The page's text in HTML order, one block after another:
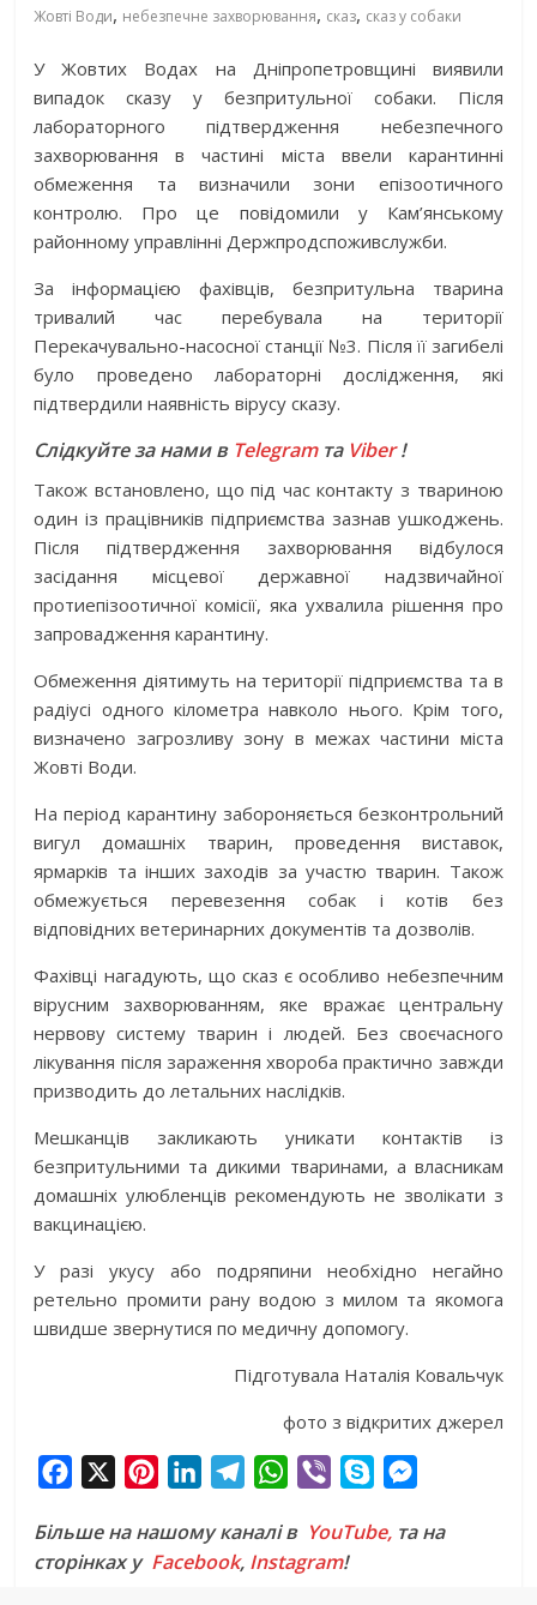
Жовті Води, небезпечне захворювання, сказ, сказ у собаки
У Жовтих Водах на Дніпропетровщині виявили
випадок сказу у безпритульної собаки. Після
лабораторного підтвердження небезпечного
захворювання в частині міста ввели карантинні
обмеження та визначили зони епізоотичного
контролю. Про це повідомили у Кам’янському
районному управлінні Держпродспоживслужби.
За інформацією фахівців, безпритульна тварина
тривалий час перебувала на території
Перекачувально-насосної станції №3. Після її загибелі
було проведено лабораторні дослідження, які
підтвердили наявність вірусу сказу.
Слідкуйте за нами в Telegramта Viber!
Також встановлено, що під час контакту з твариною
один із працівників підприємства зазнав ушкоджень.
Після підтвердження захворювання відбулося
засідання місцевої державної надзвичайної
протиепізоотичної комісії, яка ухвалила рішення про
запровадження карантину.
Обмеження діятимуть на території підприємства та в
радіусі одного кілометра навколо нього. Крім того,
визначено загрозливу зону в межах частини міста
Жовті Води.
На період карантину забороняється безконтрольний
вигул домашніх тварин, проведення виставок,
ярмарків та інших заходів за участю тварин. Також
обмежується перевезення собак і котів без
відповідних ветеринарних документів та дозволів.
Фахівці нагадують, що сказ є особливо небезпечним
вірусним захворюванням, яке вражає центральну
нервову систему тварин і людей. Без своєчасного
лікування після зараження хвороба практично завжди
призводить до летальних наслідків.
Мешканців закликають уникати контактів із
безпритульними та дикими тваринами, а власникам
домашніх улюбленців рекомендують не зволікати з
вакцинацією.
У разі укусу або подряпини необхідно негайно
ретельно промити рану водою з милом та якомога
швидше звернутися по медичну допомогу.
Підготувала Наталія Ковальчук
фото з відкритих джерел
c
e
n
t
n
k
l
e
W
a
t
b
e
y
s
Більше на нашому каналі в YouTube, та на
сторінках у Facebook, Instagram!